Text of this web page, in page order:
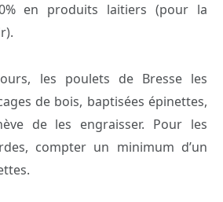
en produits laitiers (pour la
les poulets de Bresse les
de bois, baptisées épinettes,
de les engraisser. Pour les
compter un minimum d’un